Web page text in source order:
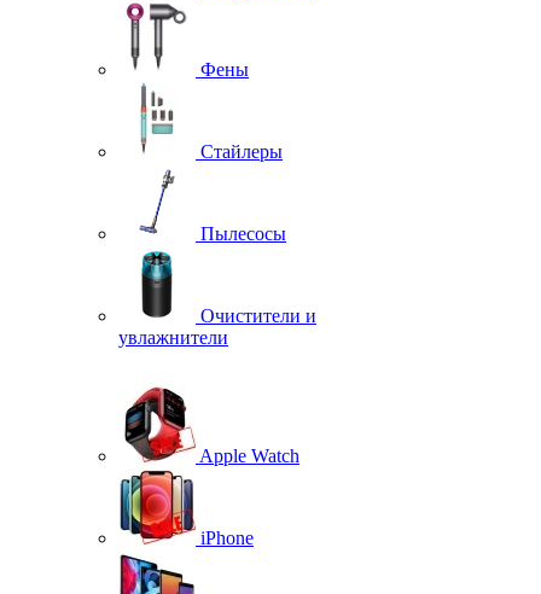
Фены
Стайлеры
Пылесосы
Очистители и
увлажнители
Apple Watch
iPhone